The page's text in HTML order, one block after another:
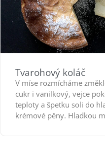
Tvarohový koláč
V míse rozmícháme
cukr i vanilkový, vejce
teploty a špetku soli do
krémové pěny. Hladkou